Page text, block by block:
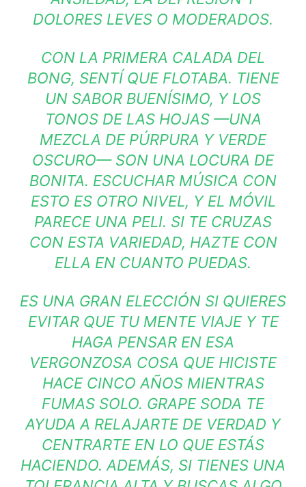
DOLORES LEVES O MODERADOS.
CON LA PRIMERA CALADA DEL
BONG, SENTÍ QUE FLOTABA. TIENE
UN SABOR BUENÍSIMO, Y LOS
TONOS DE LAS HOJAS —UNA
MEZCLA DE PÚRPURA Y VERDE
OSCURO— SON UNA LOCURA DE
BONITA. ESCUCHAR MÚSICA CON
ESTO ES OTRO NIVEL, Y EL MÓVIL
PARECE UNA PELI. SI TE CRUZAS
CON ESTA VARIEDAD, HAZTE CON
ELLA EN CUANTO PUEDAS.
ES UNA GRAN ELECCIÓN SI QUIERES
EVITAR QUE TU MENTE VIAJE Y TE
HAGA PENSAR EN ESA
VERGONZOSA COSA QUE HICISTE
HACE CINCO AÑOS MIENTRAS
FUMAS SOLO. GRAPE SODA TE
AYUDA A RELAJARTE DE VERDAD Y
CENTRARTE EN LO QUE ESTÁS
HACIENDO. ADEMÁS, SI TIENES UNA